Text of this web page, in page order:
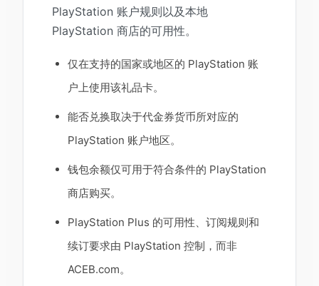
PlayStation 账户规则以及本地
PlayStation 商店的可用性。
仅在支持的国家或地区的 PlayStation 账
户上使用该礼品卡。
能否兑换取决于代金券货币所对应的
PlayStation 账户地区。
钱包余额仅可用于符合条件的 PlayStation
商店购买。
PlayStation Plus 的可用性、订阅规则和
续订要求由 PlayStation 控制，而非
ACEB.com。